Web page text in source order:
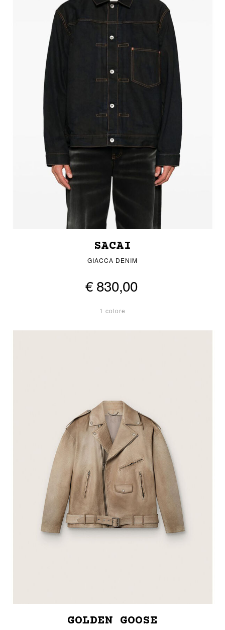
SACAI
GIACCA DENIM
€ 830,00
1 colore
GOLDEN GOOSE